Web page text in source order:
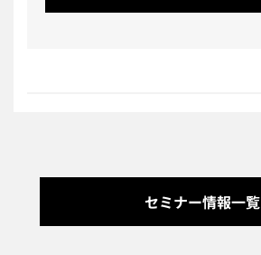
セミナー情報一覧